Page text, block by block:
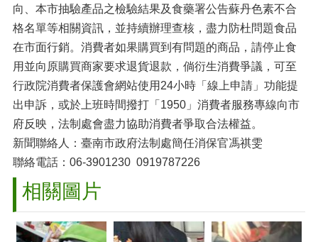
向、本市抽驗產品之檢驗結果及食藥署公告蘇丹色素不合
格名單等相關資訊，並持續辦理查核，盡力防杜問題食品
在市面行銷。消費者如果購買到有問題的商品，請停止食
用並向原購買商家要求退貨退款，倘衍生消費爭議，可至
行政院消費者保護會網站使用24小時「線上申請」功能提
出申訴，或於上班時間撥打「1950」消費者服務專線向市
府反映，法制處會盡力協助消費者爭取合法權益。
新聞聯絡人：臺南市政府法制處簡任消保官馮祺雯
聯絡電話：06-3901230 0919787226
相關圖片